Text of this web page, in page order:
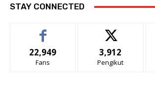
STAY CONNECTED
22,949
Fans
3,912
Pengikut